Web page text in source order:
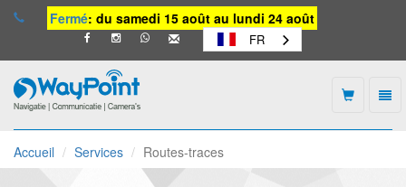
Fermé: du samedi 15 août au lundi 24 août
FR
-
vers
la
Accueil Services Routes-traces